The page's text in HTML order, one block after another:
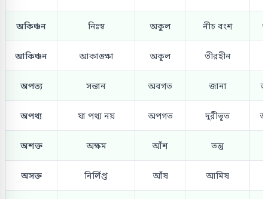
অকিঞ্চন নিঃস্ব অকুল নীচ বংশ
আকিঞ্চন আকাঙ্ক্ষা অকূল তীরহীন
অপত্য সন্তান অবগত জানা
অপথ্য যা পথ্য নয় অপগত দূরীভূত
অশক্ত অক্ষম আঁশ তন্তু
অসক্ত নির্লিপ্ত আঁষ আমিষ